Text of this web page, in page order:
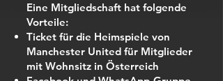
Eine Mitgliedschaft hat folgende
Vorteile:
Ticket für die Heimspiele von
Manchester United für Mitglieder
mit Wohnsitz in Österreich